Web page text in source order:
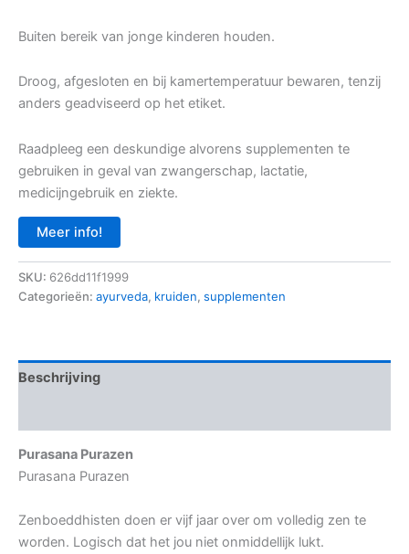
Buiten bereik van jonge kinderen houden.
Droog, afgesloten en bij kamertemperatuur bewaren, tenzij
anders geadviseerd op het etiket.
Raadpleeg een deskundige alvorens supplementen te
gebruiken in geval van zwangerschap, lactatie,
medicijngebruik en ziekte.
Meer info!
SKU: 626dd11f1999
Categorieën: ayurveda, kruiden, supplementen
Beschrijving
Purasana Purazen
Purasana Purazen
Zenboeddhisten doen er vijf jaar over om volledig zen te
worden. Logisch dat het jou niet onmiddellijk lukt.